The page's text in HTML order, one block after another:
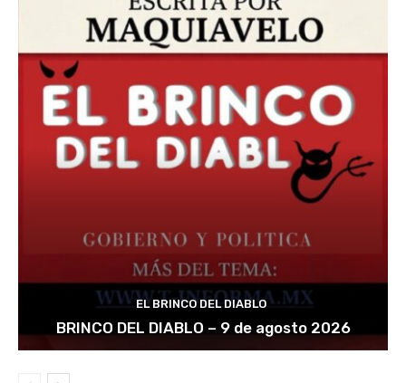
EL BRINCO DEL DIABLO
BRINCO DEL DIABLO – 9 de agosto 2026